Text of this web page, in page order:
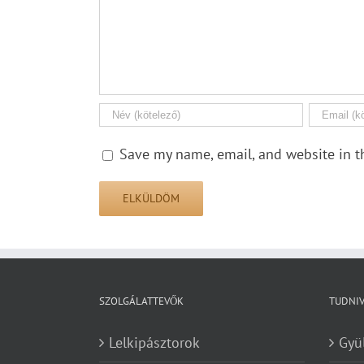
Save my name, email, and website
SZOLGÁLATTEVŐK
Lelkipásztorok